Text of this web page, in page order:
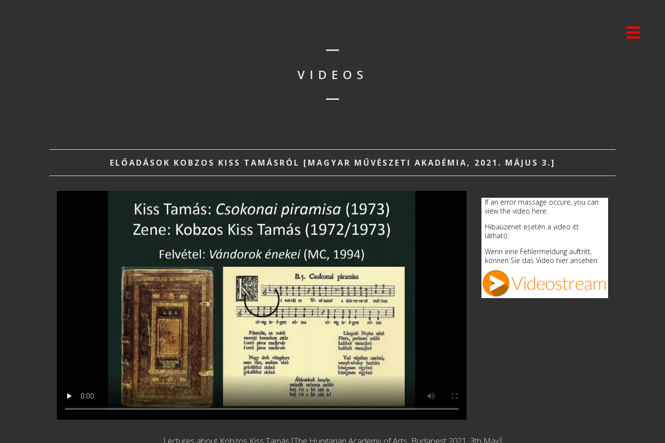
VIDEOS
ELŐADÁSOK KOBZOS KISS TAMÁSRÓL [MAGYAR MŰVÉSZETI AKADÉMIA, 2021. MÁJUS 3.]
If an error massage occure, you can
view the video here:
Hibaüzenet esetén a video itt
látható:
Wenn eine Fehlermeldung auftritt,
können Sie das Video hier ansehen: